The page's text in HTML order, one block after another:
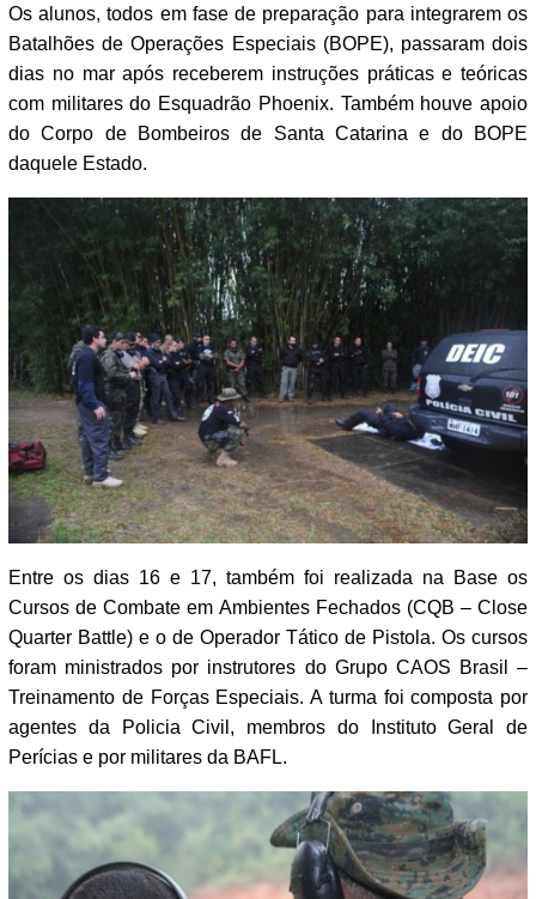
Os alunos, todos em fase de preparação para integrarem os
Batalhões de Operações Especiais (BOPE), passaram dois
dias no mar após receberem instruções práticas e teóricas
com militares do Esquadrão Phoenix. Também houve apoio
do Corpo de Bombeiros de Santa Catarina e do BOPE
daquele Estado.
Entre os dias 16 e 17, também foi realizada na Base os
Cursos de Combate em Ambientes Fechados (CQB – Close
Quarter Battle) e o de Operador Tático de Pistola. Os cursos
foram ministrados por instrutores do Grupo CAOS Brasil –
Treinamento de Forças Especiais. A turma foi composta por
agentes da Policia Civil, membros do Instituto Geral de
Perícias e por militares da BAFL.